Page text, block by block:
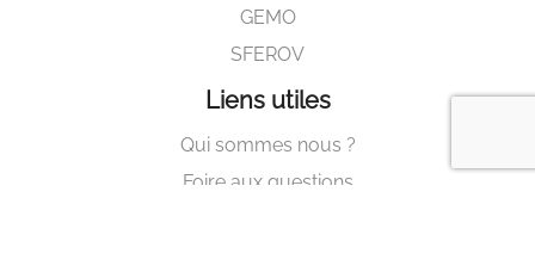
GEMO
SFEROV
Liens utiles
Qui sommes nous ?
Foire aux questions